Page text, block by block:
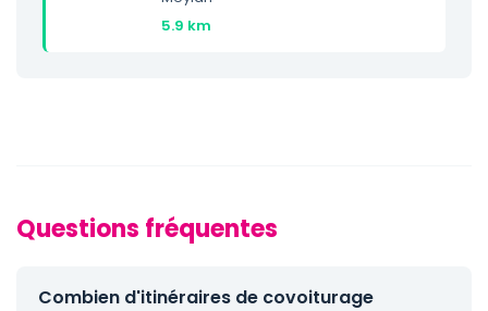
5.9 km
Questions fréquentes
Combien d'itinéraires de covoiturage